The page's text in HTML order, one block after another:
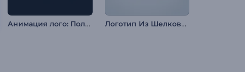
Анимация лого: Полосы света Логотип Из Шелковой Ткани